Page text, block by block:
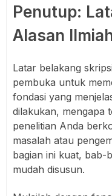
Penutup:
Alasan
Latar belakang
pembuka untuk
fondasi yang
dilakukan, mengapa
penelitian Anda
masalah atau
bagian ini kuat, bab-
mudah disusun.